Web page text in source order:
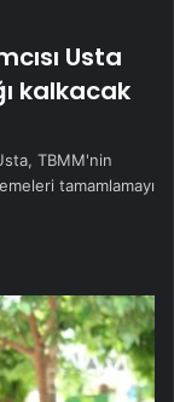
Usta
kalkacak
TBMM'nin
tamamlamayı